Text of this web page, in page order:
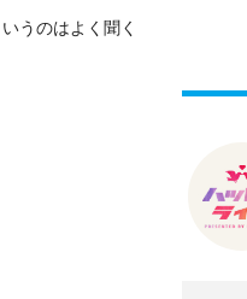
うのはよく聞く